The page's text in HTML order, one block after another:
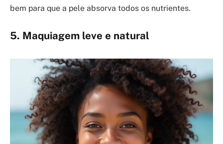
bem para que a pele absorva todos os nutrientes.
5. Maquiagem leve e natural